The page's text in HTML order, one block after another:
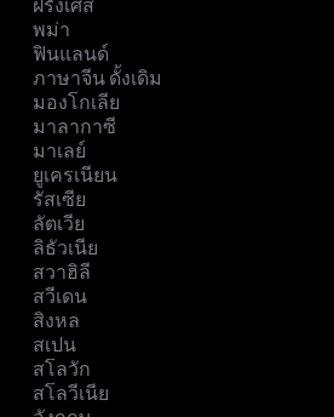
ฝรั่งเศส
พม่า
ฟินแลนด์
ภาษาจีน ดั้งเดิม
มองโกเลีย
มาลากาซี
มาเลย์
ยูเครเนียน
รัสเซีย
ลัตเวีย
ลิธัวเนีย
สวาฮิลี
สวีเดน
สิงหล
สเปน
สโลวัก
สโลวีเนีย